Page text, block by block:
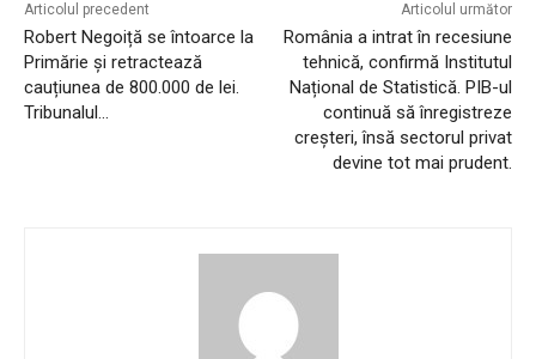
Articolul precedent
Robert Negoiță se întoarce la
Primărie și retractează
cauțiunea de 800.000 de lei.
Tribunalul…
Articolul următor
România a intrat în recesiune
tehnică, confirmă Institutul
Național de Statistică. PIB-ul
continuă să înregistreze
creșteri, însă sectorul privat
devine tot mai prudent.